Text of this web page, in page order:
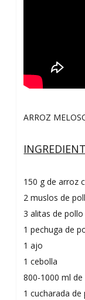
ARROZ
150 g de arroz
2 muslos de
3 alitas de pollo
1 pechuga de
1 ajo
1 cebolla
800-1000 ml
1 cucharada